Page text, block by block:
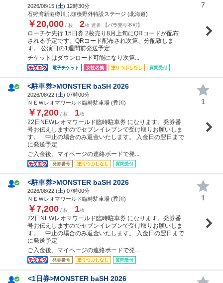
2026/08/15 (土) 12時30分
石狩湾新港樽川ふ頭横野外特設ステージ (北海道)
￥20,000 / 枚 2枚 連番 【バラ売り不可】
ローチケ先行 15日券 2枚売り8月上旬にQRコードが配布
される予定です。QRコード配布され次第、分配致しま
す。 公演日の1週間前発送予定
チケットはダウンロード可能になり次第...
電子チケット 女性名義 塗りつぶしなし 質問受付
7
<駐車券>MONSTER baSH 2026
2026/08/22 (土) 07時00分
ＮＥＷレオマワールド臨時駐車場 (香川)
￥7,200 / 枚 1枚
22日NEWレオマワールド臨時駐車券 になります。発券番
号お伝えしますのでセブンイレブンで受け取りお願いしま
す。 中止の場合のみ返金いたします。 入金日の翌日まで
に発送予定
ご入金後、マイページの連絡ボードで発...
発券番号 塗りつぶしなし 質問受付
1
<駐車券>MONSTER baSH 2026
2026/08/22 (土) 07時00分
ＮＥＷレオマワールド臨時駐車場 (香川)
￥7,200 / 枚 1枚
22日NEWレオマワールド臨時駐車券 になります。発券番
号お伝えしますのでセブンイレブンで受け取りお願いしま
す。 中止の場合のみ返金いたします。 入金日の翌日まで
に発送予定
ご入金後、マイページの連絡ボードで発...
発券番号 塗りつぶしなし 質問受付
1
<1日券>MONSTER baSH 2026